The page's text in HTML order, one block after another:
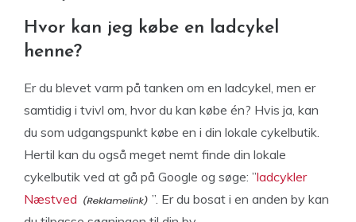
Hvor kan jeg købe en ladcykel
henne?
Er du blevet varm på tanken om en ladcykel, men er
samtidig i tvivl om, hvor du kan købe én? Hvis ja, kan
du som udgangspunkt købe en i din lokale cykelbutik.
Hertil kan du også meget nemt finde din lokale
cykelbutik ved at gå på Google og søge: ”ladcykler
Næstved
”. Er du bosat i en anden by kan